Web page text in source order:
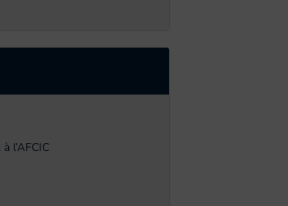
l’AFCIC